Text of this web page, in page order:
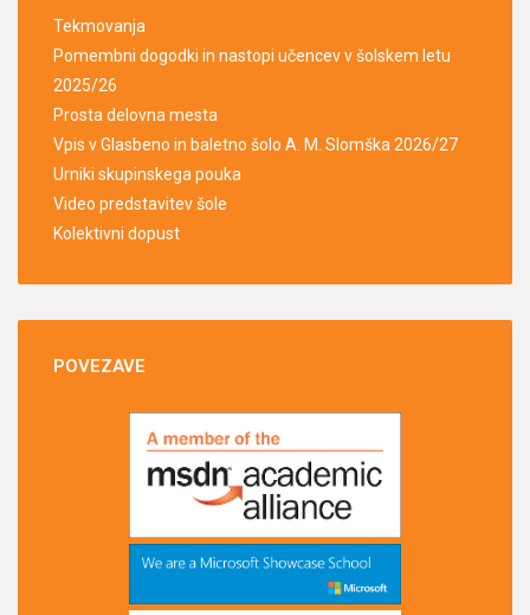
Tekmovanja
Pomembni dogodki in nastopi učencev v šolskem letu
2025/26
Prosta delovna mesta
Vpis v Glasbeno in baletno šolo A. M. Slomška 2026/27
Urniki skupinskega pouka
Video predstavitev šole
Kolektivni dopust
POVEZAVE